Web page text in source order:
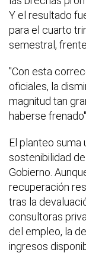
Y el resultado
para el cuarto
semestral,
"Con esta
oficiales, la
magnitud tan
haberse
El planteo suma
sostenibilidad
Gobierno.
recuperación
tras la
consultoras
del empleo, la
ingresos